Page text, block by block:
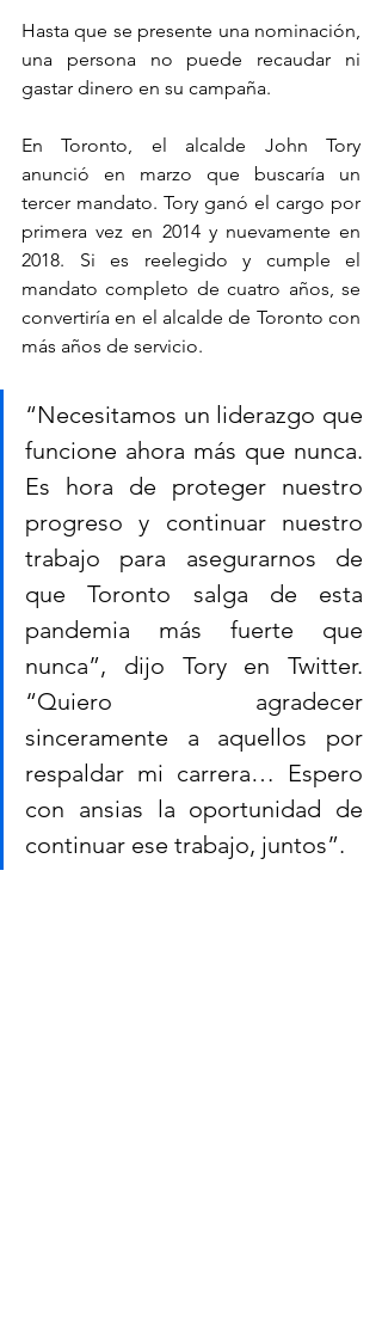
Hasta que se presente una nominación,
una persona no puede recaudar ni
gastar dinero en su campaña.
En Toronto, el alcalde John Tory
anunció en marzo que buscaría un
tercer mandato. Tory ganó el cargo por
primera vez en 2014 y nuevamente en
2018. Si es reelegido y cumple el
mandato completo de cuatro años, se
convertiría en el alcalde de Toronto con
más años de servicio.
“Necesitamos un liderazgo que
funcione ahora más que nunca.
Es hora de proteger nuestro
progreso y continuar nuestro
trabajo para asegurarnos de
que Toronto salga de esta
pandemia más fuerte que
nunca”, dijo Tory en Twitter.
“Quiero agradecer
sinceramente a aquellos por
respaldar mi carrera… Espero
con ansias la oportunidad de
continuar ese trabajo, juntos”.